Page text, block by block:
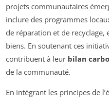
projets communautaires
inclure des programmes
de réparation et de recyclage,
biens. En soutenant ces
contribuent à leur bilan
de la communauté.
En intégrant les principes de